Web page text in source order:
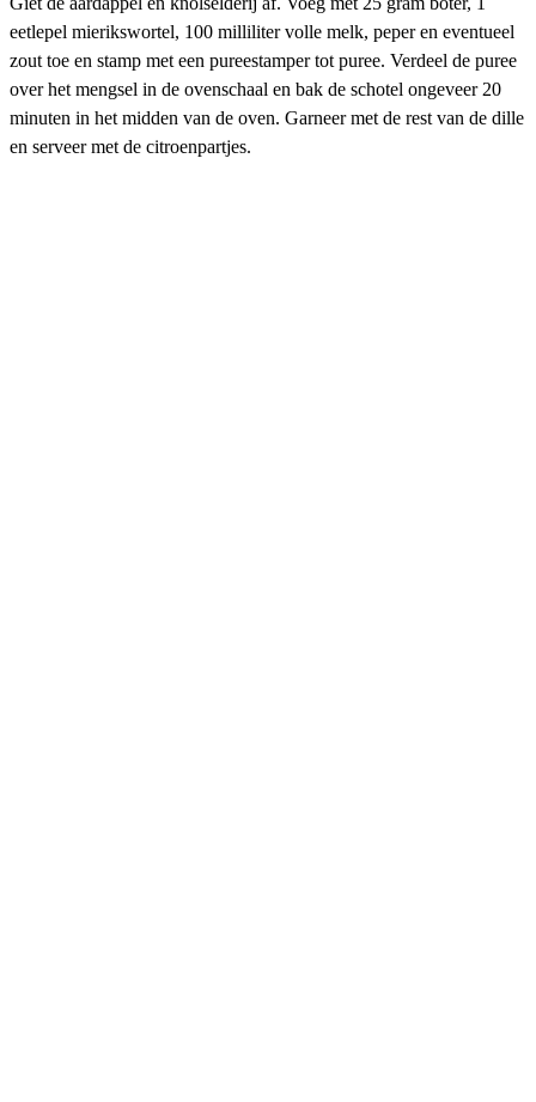
eetlepel mierikswortel, 100 milliliter volle melk, peper en eventueel
zout toe en stamp met een pureestamper tot puree. Verdeel de puree
over het mengsel in de ovenschaal en bak de schotel ongeveer 20
minuten in het midden van de oven. Garneer met de rest van de dille
en serveer met de citroenpartjes.